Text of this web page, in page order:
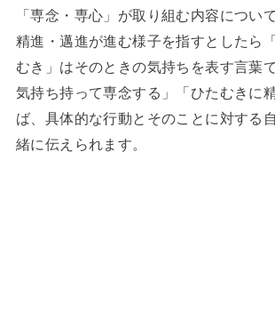
「専念・専心」が取り組む内容につい
精進・邁進が進む様子を指すとしたら
むき」はそのときの気持ちを表す言葉
気持ち持って専念する」「ひたむきに
ば、具体的な行動とそのことに対する
緒に伝えられます。